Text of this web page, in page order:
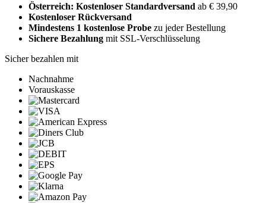
Österreich: Kostenloser Standardversand ab € 39,90
Kostenloser Rückversand
Mindestens 1 kostenlose Probe zu jeder Bestellung
Sichere Bezahlung mit SSL-Verschlüsselung
Sicher bezahlen mit
Nachnahme
Vorauskasse